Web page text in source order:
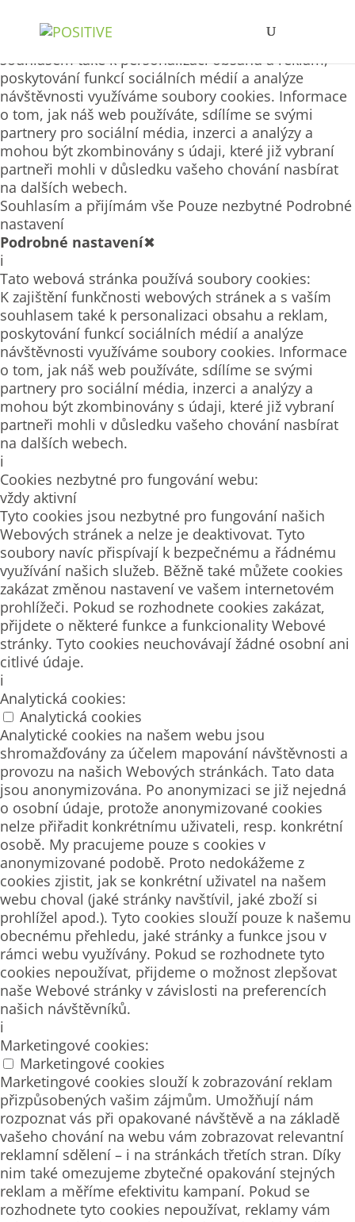
K zajištění funkčnosti webových stránek a s vaším
souhlasem také k personalizaci obsahu a reklam,
poskytování funkcí sociálních médií a analýze
návštěvnosti využíváme soubory cookies. Informace
o tom, jak náš web používáte, sdílíme se svými
partnery pro sociální média, inzerci a analýzy a
mohou být zkombinovány s údaji, které již vybraní
partneři mohli v důsledku vašeho chování nasbírat
na dalších webech.
Souhlasím a přijímám vše Pouze nezbytné Podrobné
nastavení
Podrobné nastavení✖
i
Tato webová stránka používá soubory cookies:
K zajištění funkčnosti webových stránek a s vaším
souhlasem také k personalizaci obsahu a reklam,
poskytování funkcí sociálních médií a analýze
návštěvnosti využíváme soubory cookies. Informace
o tom, jak náš web používáte, sdílíme se svými
partnery pro sociální média, inzerci a analýzy a
mohou být zkombinovány s údaji, které již vybraní
partneři mohli v důsledku vašeho chování nasbírat
na dalších webech.
i
Cookies nezbytné pro fungování webu:
vždy aktivní
Tyto cookies jsou nezbytné pro fungování našich
Webových stránek a nelze je deaktivovat. Tyto
soubory navíc přispívají k bezpečnému a řádnému
využívání našich služeb. Běžně také můžete cookies
zakázat změnou nastavení ve vašem internetovém
prohlížeči. Pokud se rozhodnete cookies zakázat,
přijdete o některé funkce a funkcionality Webové
stránky. Tyto cookies neuchovávají žádné osobní ani
citlivé údaje.
i
Analytická cookies:
Analytická cookies
Analytické cookies na našem webu jsou
shromažďovány za účelem mapování návštěvnosti a
provozu na našich Webových stránkách. Tato data
jsou anonymizována. Po anonymizaci se již nejedná
o osobní údaje, protože anonymizované cookies
nelze přiřadit konkrétnímu uživateli, resp. konkrétní
osobě. My pracujeme pouze s cookies v
anonymizované podobě. Proto nedokážeme z
cookies zjistit, jak se konkrétní uživatel na našem
webu choval (jaké stránky navštívil, jaké zboží si
prohlížel apod.). Tyto cookies slouží pouze k našemu
obecnému přehledu, jaké stránky a funkce jsou v
rámci webu využívány. Pokud se rozhodnete tyto
cookies nepoužívat, přijdeme o možnost zlepšovat
naše Webové stránky v závislosti na preferencích
našich návštěvníků.
i
Marketingové cookies:
Marketingové cookies
Marketingové cookies slouží k zobrazování reklam
přizpůsobených vašim zájmům. Umožňují nám
rozpoznat vás při opakované návštěvě a na základě
vašeho chování na webu vám zobrazovat relevantní
reklamní sdělení – i na stránkách třetích stran. Díky
nim také omezujeme zbytečné opakování stejných
reklam a měříme efektivitu kampaní. Pokud se
rozhodnete tyto cookies nepoužívat, reklamy vám